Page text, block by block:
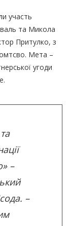
участь
та Микола
Притулко, з
Мета –
угоди
–
–